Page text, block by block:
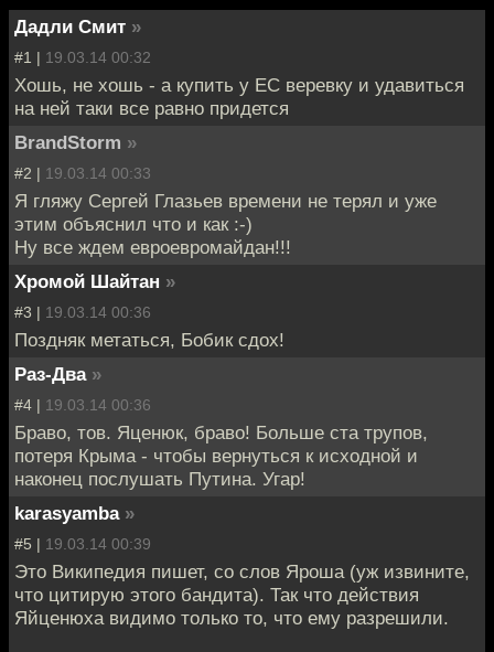
Дадли Смит »
#1 | 19.03.14 00:32
Хошь, не хошь - а купить у ЕС веревку и удавиться
на ней таки все равно придется
BrandStorm »
#2 | 19.03.14 00:33
Я гляжу Сергей Глазьев времени не терял и уже
этим объяснил что и как :-)
Ну все ждем евроевромайдан!!!
Хромой Шайтан »
#3 | 19.03.14 00:36
Поздняк метаться, Бобик сдох!
Раз-Два »
#4 | 19.03.14 00:36
Браво, тов. Яценюк, браво! Больше ста трупов,
потеря Крыма - чтобы вернуться к исходной и
наконец послушать Путина. Угар!
karasyamba »
#5 | 19.03.14 00:39
Это Википедия пишет, со слов Яроша (уж извините,
что цитирую этого бандита). Так что действия
Яйценюха видимо только то, что ему разрешили.